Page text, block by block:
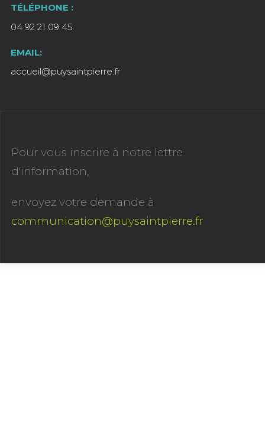
TÉLÉPHONE :
04 92 21 09 45
EMAIL:
accueil@puysaintpierre.fr
Pour vous inscrire à notre lettre
d'information,
envoyez votre demande à
communication@puysaintpierre.fr